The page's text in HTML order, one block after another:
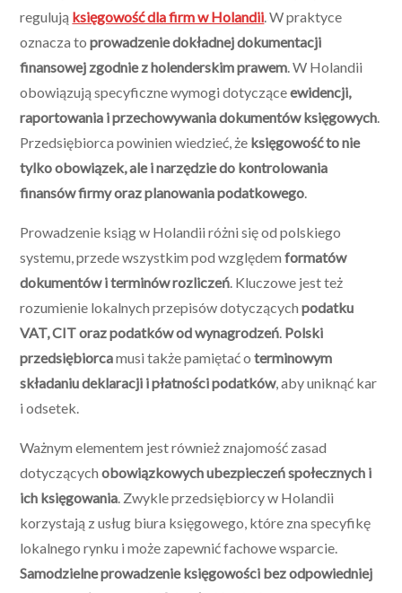
regulują księgowość dla firm w Holandii. W praktyce
oznacza toprowadzenie dokładnej dokumentacji
finansowej zgodnie z holenderskim prawem. W Holandii
obowiązują specyficzne wymogi dotycząceewidencji,
raportowania i przechowywania dokumentów księgowych.
Przedsiębiorca powinien wiedzieć, że księgowość to nie
tylko obowiązek, ale i narzędzie do kontrolowania
finansów firmy oraz planowania podatkowego.
Prowadzenie ksiąg w Holandii różni się od polskiego
systemu, przede wszystkim pod względemformatów
dokumentów i terminów rozliczeń. Kluczowe jest też
rozumienie lokalnych przepisów dotyczącychpodatku
VAT, CIT oraz podatków od wynagrodzeń. Polski
przedsiębiorcamusi także pamiętać oterminowym
składaniu deklaracji i płatności podatków, aby uniknąć kar
i odsetek.
Ważnym elementem jest również znajomość zasad
dotyczącychobowiązkowych ubezpieczeń społecznych i
ich księgowania. Zwykle przedsiębiorcy w Holandii
korzystają z usług biura księgowego, które zna specyfikę
lokalnego rynku i może zapewnić fachowe wsparcie.
Samodzielne prowadzenie księgowości bez odpowiedniej